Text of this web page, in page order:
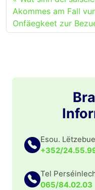
Akommes am Fall
Onfäegkeet zur
Esou.
+352/
Tel
065/84.02.03